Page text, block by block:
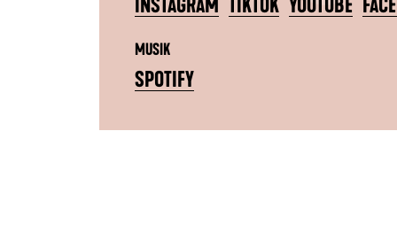
INSTAGRAM TIKTOK YOUTUBE
MUSIK
SPOTIFY